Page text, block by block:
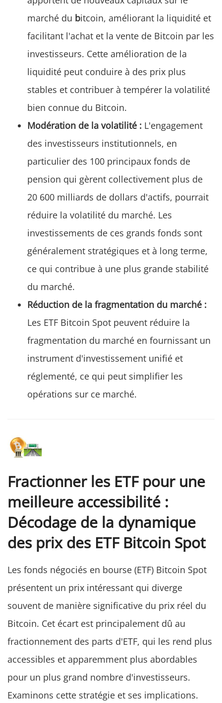
marché du bitcoin, améliorant la liquidité et
facilitant l'achat et la vente de Bitcoin par les
investisseurs. Cette amélioration de la
liquidité peut conduire à des prix plus
stables et contribuer à tempérer la volatilité
bien connue du Bitcoin.
Modération de la volatilité : L'engagement
des investisseurs institutionnels, en
particulier des 100 principaux fonds de
pension qui gèrent collectivement plus de
20 600 milliards de dollars d'actifs, pourrait
réduire la volatilité du marché. Les
investissements de ces grands fonds sont
généralement stratégiques et à long terme,
ce qui contribue à une plus grande stabilité
du marché.
Réduction de la fragmentation du marché :
Les ETF Bitcoin Spot peuvent réduire la
fragmentation du marché en fournissant un
instrument d'investissement unifié et
réglementé, ce qui peut simplifier les
opérations sur ce marché.
Fractionner les ETF pour une
meilleure accessibilité :
Décodage de la dynamique
des prix des ETF Bitcoin Spot
Les fonds négociés en bourse (ETF) Bitcoin Spot
présentent un prix intéressant qui diverge
souvent de manière significative du prix réel du
Bitcoin. Cet écart est principalement dû au
fractionnement des parts d'ETF, qui les rend plus
accessibles et apparemment plus abordables
pour un plus grand nombre d'investisseurs.
Examinons cette stratégie et ses implications.